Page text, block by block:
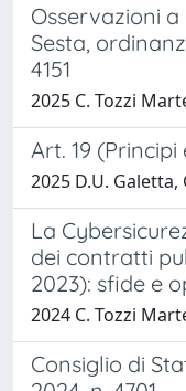
Osservazioni a
Sesta,
4151
2025 C. Tozzi
Art. 19
2025 D.U.
La
dei contratti
2023): sfide e
2024 C. Tozzi
Consiglio di